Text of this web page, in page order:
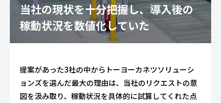
当社の現状を十分把握し、導入後の
稼動状況を数値化していた
提案があった3社の中からトーヨーカネツソリューシ
ョンズを選んだ最大の理由は、当社のリクエストの意
図を汲み取り、稼動状況を具体的に試算してくれた点